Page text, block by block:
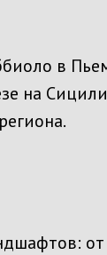
в
на